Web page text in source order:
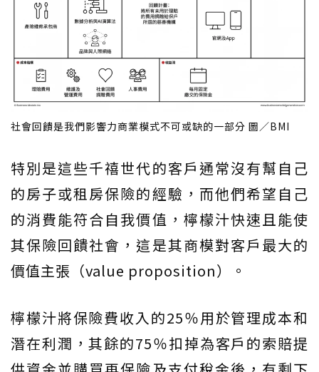
社會回饋是我們影響力商業模式不可或缺的一部分 圖／BMI
特別是這些千禧世代的客戶通常沒有幫自己
的房子或租房保險的經驗，而他們希望自己
的消費能符合自我價值，檸檬汁快速且能使
其保險回饋社會，這是其商模對客戶最大的
價值主張（value proposition）。
檸檬汁將保險費收入的25％用於管理成本和
潛在利潤，其餘的75％扣掉為客戶的索賠提